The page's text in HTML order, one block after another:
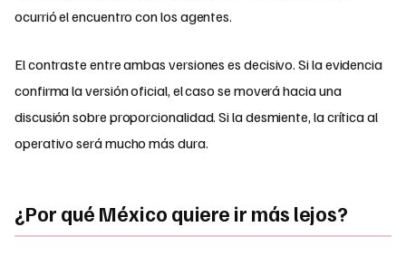
ocurrió el encuentro con los agentes.
El contraste entre ambas versiones es decisivo. Si la evidencia
confirma la versión oficial, el caso se moverá hacia una
discusión sobre proporcionalidad. Si la desmiente, la crítica al
operativo será mucho más dura.
¿Por qué México quiere ir más lejos?